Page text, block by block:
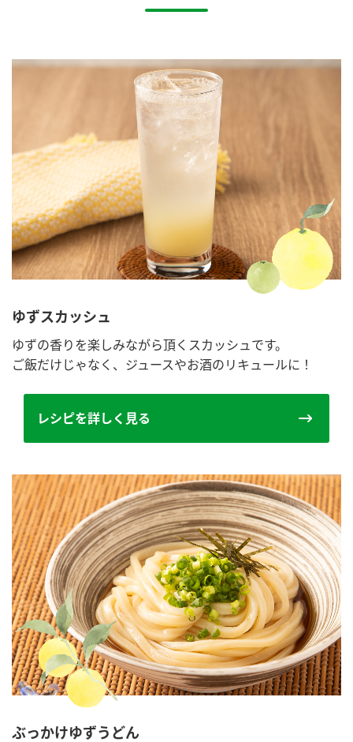
ゆずスカッシュ
ゆずの香りを楽しみながら頂くスカッシュです。
ご飯だけじゃなく、ジュースやお酒のリキュールに！
レシピを詳しく見る
ぶっかけゆずうどん